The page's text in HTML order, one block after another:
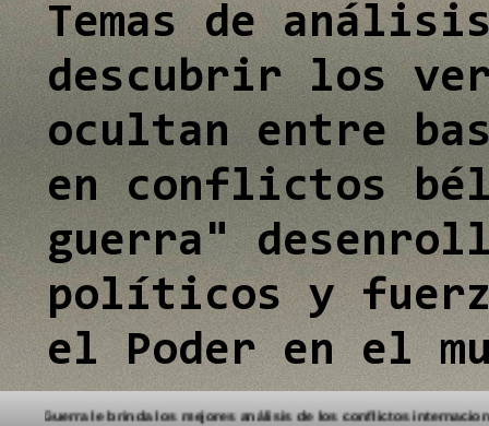
Temas de
descubrir los
ocultan entre
en conflictos
guerra"
políticos y
el Poder en el
a este Blog. Detectives de Guerra le brinda los mejores análisis de